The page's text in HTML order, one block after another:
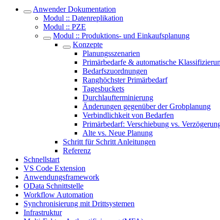
Anwender Dokumentation
Modul :: Datenreplikation
Modul :: PZE
Modul :: Produktions- und Einkaufsplanung
Konzepte
Planungsszenarien
Primärbedarfe & automatische
Bedarfszuordnungen
Ranghöchster Primärbedarf
Tagesbuckets
Durchlaufterminierung
Änderungen gegenüber der Grobplanung
Verbindlichkeit von Bedarfen
Primärbedarf: Verschiebung vs.
Alte vs. Neue Planung
Schritt für Schritt Anleitungen
Referenz
Schnellstart
VS Code Extension
Anwendungsframework
OData Schnittstelle
Workflow Automation
Synchronisierung mit Drittsystemen
Infrastruktur